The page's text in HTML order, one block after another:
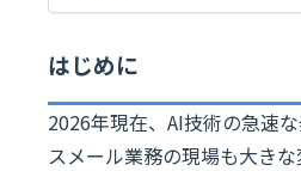
はじめに
2026年現在、AI技術の急速
スメール業務の現場も大きな